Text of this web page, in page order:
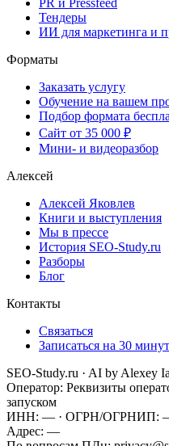
Тендеры
ИИ для маркетинга и
Форматы
Заказать услугу
Обучение на вашем
Подбор формата
Сайт от 35 000 ₽
Мини- и видеоразбор
Алексей
Алексей Яковлев
Книги и выступления
Мы в прессе
История SEO-Study.ru
Разборы
Блог
Контакты
Связаться
Записаться на 30 минут
SEO-Study.ru · AI by Alexey
Оператор: Реквизиты
запуском
ИНН: — · ОГРН/ОГРНИП:
Адрес: —